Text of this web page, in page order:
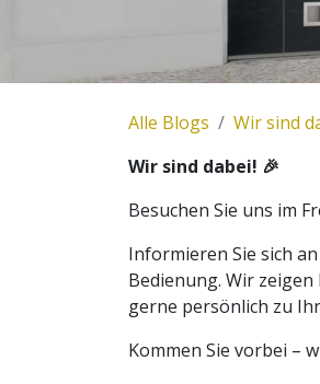
Alle Blogs Wir sind
Wir sind dabei! 🎉
Besuchen Sie uns im
Informieren Sie sich
Bedienung. Wir
gerne persönlich zu
Kommen Sie vorbei –